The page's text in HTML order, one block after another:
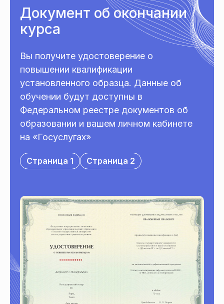
Документ об окончании
курса
Вы получите удостоверение о
повышении квалификации
установленного образца. Данные об
обучении будут доступны в
Федеральном реестре документов об
образовании и вашем личном кабинете
на «Госуслугах»
Страница 1 Страница 2